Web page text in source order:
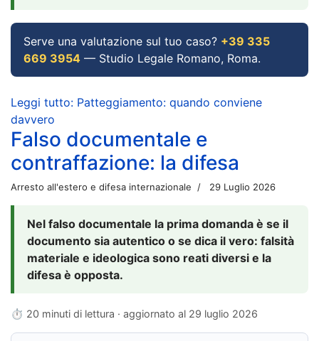
Serve una valutazione sul tuo caso? +39 335
669 3954 — Studio Legale Romano, Roma.
Leggi tutto: Patteggiamento: quando conviene
davvero
Falso documentale e
contraffazione: la difesa
Arresto all'estero e difesa internazionale 29 Luglio 2026
Nel falso documentale la prima domanda è se il
documento sia autentico o se dica il vero: falsità
materiale e ideologica sono reati diversi e la
difesa è opposta.
⏱ 20 minuti di lettura · aggiornato al 29 luglio 2026